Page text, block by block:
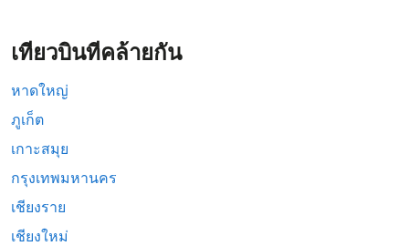
เที่ยวบินที่คล้ายกัน
หาดใหญ่
ภูเก็ต
เกาะสมุย
กรุงเทพมหานคร
เชียงราย
เชียงใหม่